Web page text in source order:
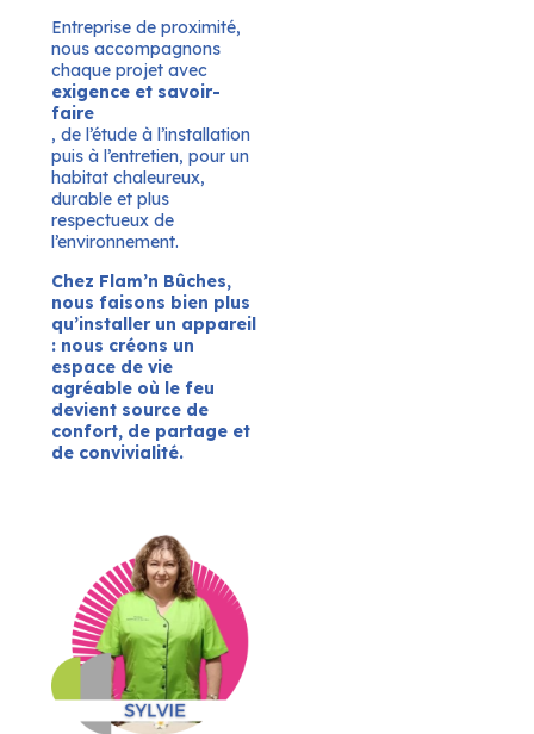
Entreprise de proximité,
nous accompagnons
chaque projet avec
exigence et savoir-
faire
, de l’étude à l’installation
puis à l’entretien, pour un
habitat chaleureux,
durable et plus
respectueux de
l’environnement.
Chez Flam’n Bûches,
nous faisons bien plus
qu’installer un appareil
: nous créons un
espace de vie
agréable où le feu
devient source de
confort, de partage et
de convivialité.